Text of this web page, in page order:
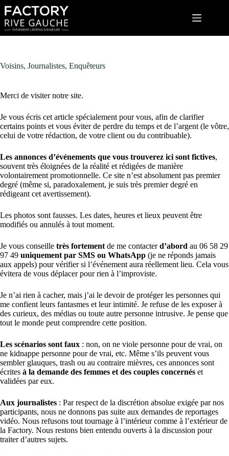
Passer
au
contenu
Voisins, Journalistes, Enquêteurs
Merci de visiter notre site.
Je vous écris cet article spécialement pour vous, afin de clarifier
certains points et vous éviter de perdre du temps et de l’argent (le vôtre,
celui de votre rédaction, de votre client ou du contribuable).
Les annonces d’événements que vous trouverez ici sont fictives,
souvent très éloignées de la réalité et rédigées de manière
volontairement promotionnelle. Ce site n’est absolument pas premier
degré (même si, paradoxalement, je suis très premier degré en
rédigeant cet avertissement).
Les photos sont fausses. Les dates, heures et lieux peuvent être
modifiés ou annulés à tout moment.
Je vous conseille très fortement de me contacterd’abord au 06 58 29
97 49 uniquement par SMS ou WhatsApp (je ne réponds jamais
aux appels) pour vérifier si l’événement aura réellement lieu. Cela vous
évitera de vous déplacer pour rien à l’improviste.
Je n’ai rien à cacher, mais j’ai le devoir de protéger les personnes qui
me confient leurs fantasmes et leur intimité. Je refuse de les exposer à
des curieux, des médias ou toute autre personne intrusive. Je pense que
tout le monde peut comprendre cette position.
Les scénarios sont faux : non, on ne viole personne pour de vrai, on
ne kidnappe personne pour de vrai, etc. Même s’ils peuvent vous
sembler glauques, trash ou au contraire mièvres, ces annonces sont
écrites à la demande des femmes et des couples concernés et
validées par eux.
Aux journalistes : Par respect de la discrétion absolue exigée par nos
participants, nous ne donnons pas suite aux demandes de reportages
vidéo. Nous refusons tout tournage à l’intérieur comme à l’extérieur de
la Factory. Nous restons bien entendu ouverts à la discussion pour
traiter d’autres sujets.